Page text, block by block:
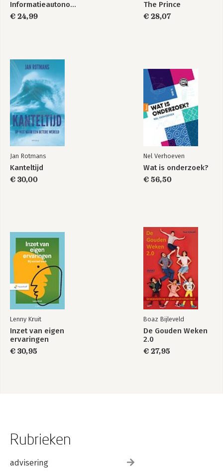
Joost Berkhout en Marcel Hanegraaff
10 Politiek en media 213
Register 241
Informatieautonomie
€ 24,99
The Prince
€ 28,07
Jan Rotmans
Kanteltijd
€ 30,00
Nel Verhoeven
Wat is onderzoek?
€ 56,50
Lenny Kruit
Inzet van eigen
ervaringen
€ 30,95
Boaz Bijleveld
De Gouden Weken
2.0
€ 27,95
Rubrieken
advisering